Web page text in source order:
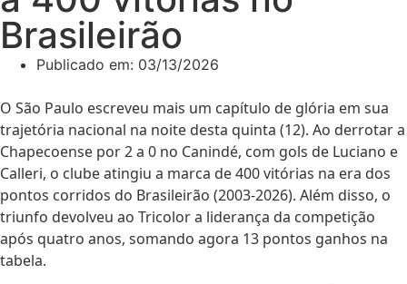
Brasileirão
Publicado em: 03/13/2026
O São Paulo escreveu mais um capítulo de glória em sua
trajetória nacional na noite desta quinta (12). Ao derrotar a
Chapecoense por 2 a 0 no Canindé, com gols de Luciano e
Calleri, o clube atingiu a marca de 400 vitórias na era dos
pontos corridos do Brasileirão (2003-2026). Além disso, o
triunfo devolveu ao Tricolor a liderança da competição
após quatro anos, somando agora 13 pontos ganhos na
tabela.